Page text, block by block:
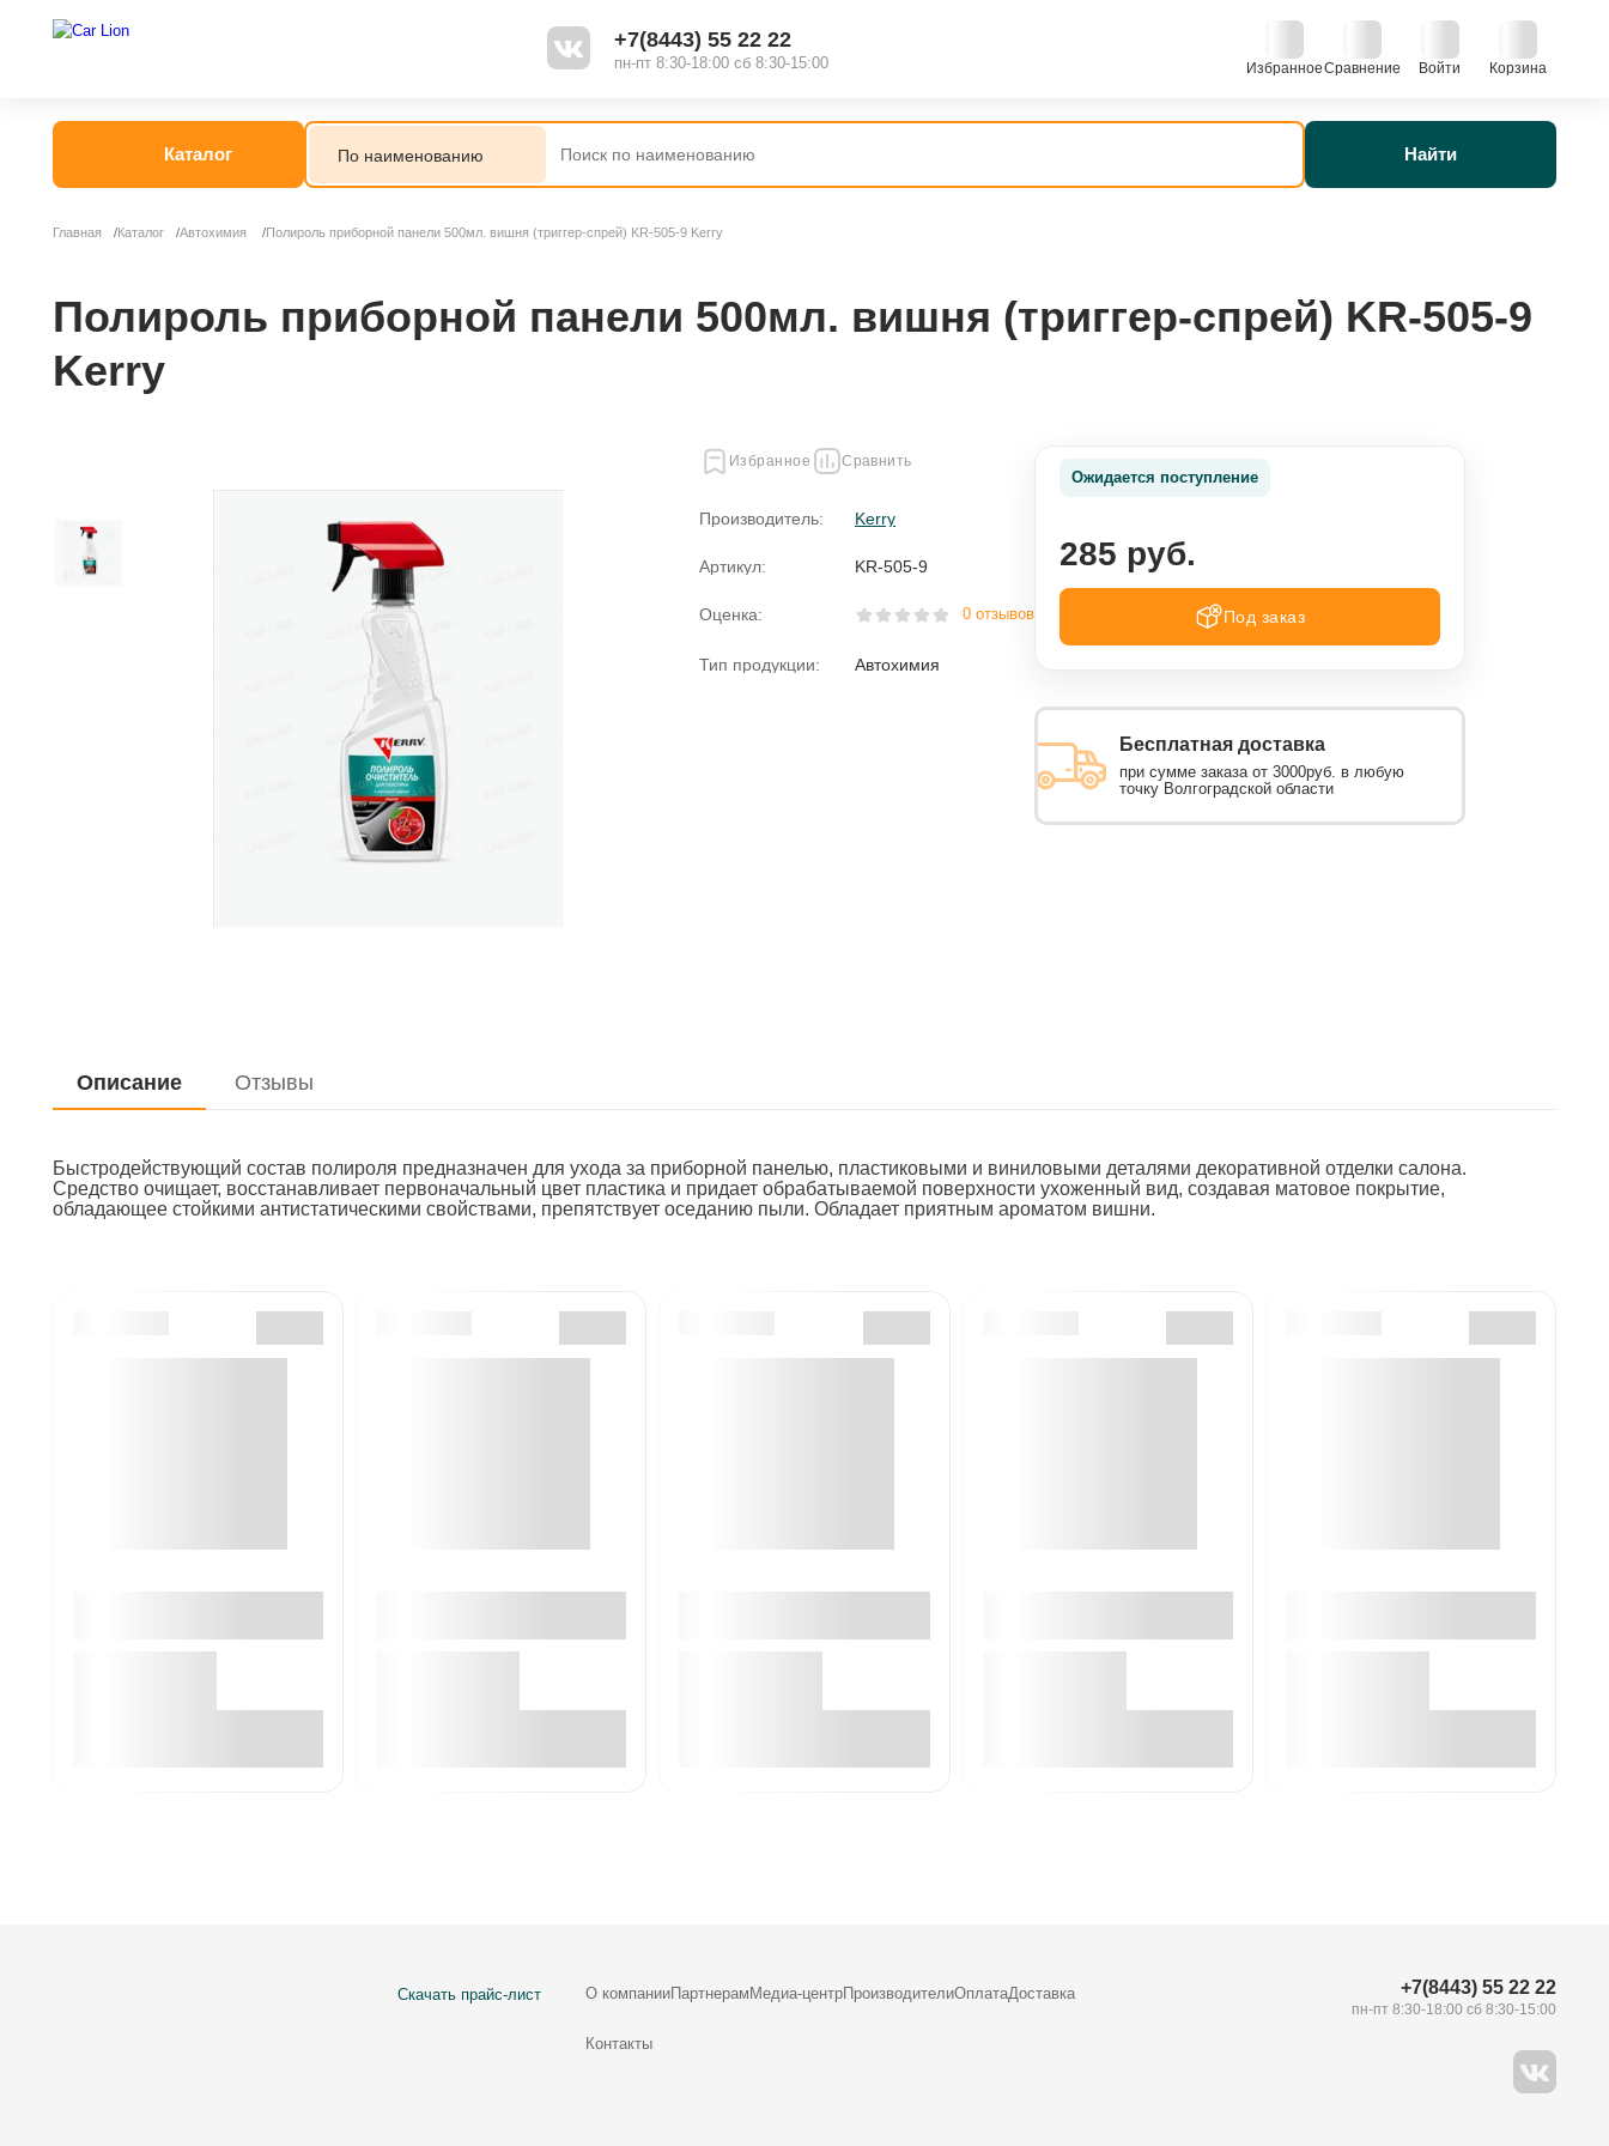
+7(8443) 55 22 22
пн-пт 8:30-18:00 сб 8:30-15:00 ИзбранноеСравнение Войти Корзина
Каталог
Автошампунь
Бытовая химия
Дистиллированная вода
Жидкость для розжига
Очистители
Керосин
Закрепитель резьбы
Герметики
Полироль
Смазки
Промывки
Пена монтажная
Найти
Главная Каталог Автохимия Полироль приборной панели 500мл. вишня (триггер-спрей) KR-505-9 Kerry
Полироль приборной панели 500мл. вишня (триггер-спрей) KR-505-9
Kerry
Избранное Сравнить
Производитель: Kerry
Артикул: KR-505-9
Оценка: 0 отзывов
Тип продукции: Автохимия
Ожидается поступление
285 руб.
Под заказ
Бесплатная доставка
при сумме заказа от 3000руб. в любую
точку Волгоградской области
Описание Отзывы
Быстродействующий состав полироля предназначен для ухода за приборной панелью, пластиковыми и виниловыми деталями декоративной отделки салона.
Средство очищает, восстанавливает первоначальный цвет пластика и придает обрабатываемой поверхности ухоженный вид, создавая матовое покрытие,
обладающее стойкими антистатическими свойствами, препятствует оседанию пыли. Обладает приятным ароматом вишни.
Скачать прайс-лист О компанииПартнерам Медиа-центрПроизводителиОплатаДоставка
Контакты
+7(8443) 55 22 22
пн-пт 8:30-18:00 сб 8:30-15:00